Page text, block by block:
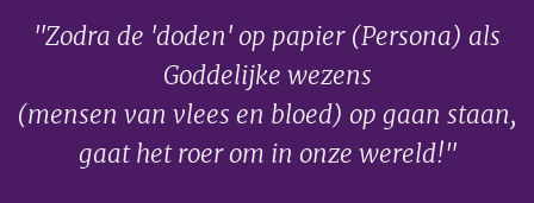
"Zodra de 'doden' op papier (Persona) als
Goddelijke wezens
(mensen van vlees en bloed) op gaan staan,
gaat het roer om in onze wereld!"